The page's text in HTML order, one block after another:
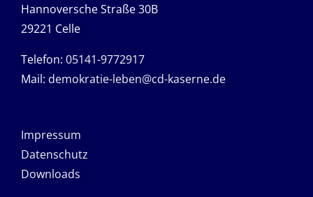
Hannoversche Straße 30B
29221 Celle
Telefon: 05141-9772917
Mail: demokratie-leben@cd-kaserne.de
Impressum
Datenschutz
Downloads